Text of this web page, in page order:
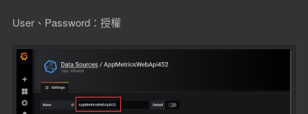
User、Password：授權